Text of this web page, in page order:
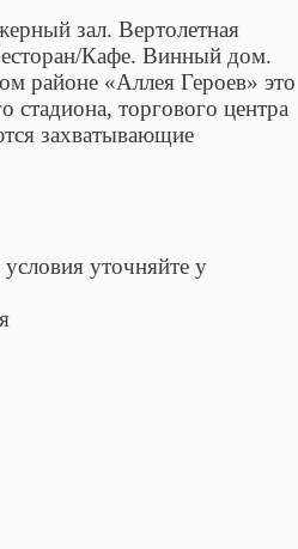
зал. Вертолетная
Кафе. Винный дом.
районе «Аллея Героев» это
стадиона, торгового центра
захватывающие
уточняйте у